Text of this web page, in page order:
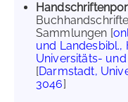
Sammlungen [
und Landesbibl.,
Universitäts-
[Darmstadt,
3046]